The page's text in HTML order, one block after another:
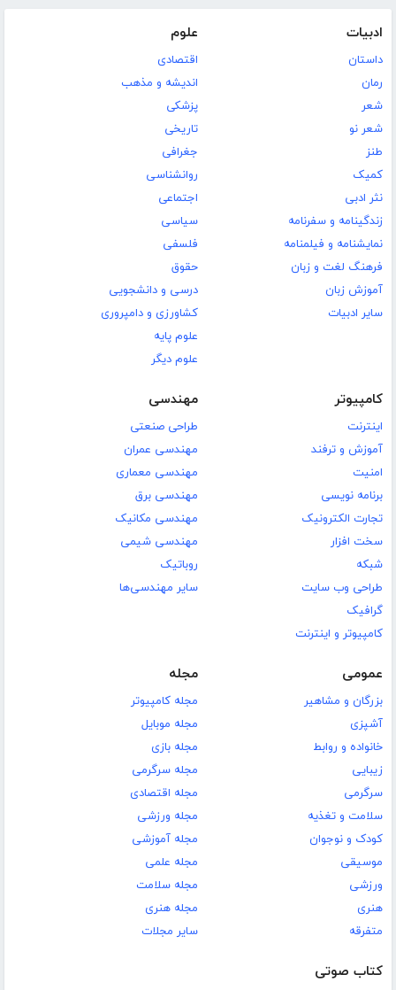
ادبیات
داستان
رمان
شعر
شعر نو
طنز
کمیک
نثر ادبی
زندگینامه و سفرنامه
نمایشنامه و فیلمنامه
فرهنگ لغت و زبان
آموزش زبان
سایر ادبیات
علوم
اقتصادی
اندیشه و مذهب
پزشکی
تاریخی
جغرافی
روانشناسی
اجتماعی
سیاسی
فلسفی
حقوق
درسی و دانشجویی
کشاورزی و دامپروری
علوم پایه
علوم دیگر
کامپیوتر
اینترنت
آموزش و ترفند
امنیت
برنامه نویسی
تجارت الکترونیک
سخت افزار
شبکه
طراحی وب سایت
گرافیک
کامپیوتر و اینترنت
مهندسی
طراحی صنعتی
مهندسی عمران
مهندسی معماری
مهندسی برق
مهندسی مکانیک
مهندسی شیمی
روباتیک
سایر مهندسی‌ها
عمومی
بزرگان و مشاهیر
آشپزی
خانواده و روابط
زیبایی
سرگرمی
سلامت و تغذیه
کودک و نوجوان
موسیقی
ورزشی
هنری
متفرقه
مجله
مجله کامپیوتر
مجله موبایل
مجله بازی
مجله سرگرمی
مجله اقتصادی
مجله ورزشی
مجله آموزشی
مجله علمی
مجله سلامت
مجله هنری
سایر مجلات
کتاب صوتی